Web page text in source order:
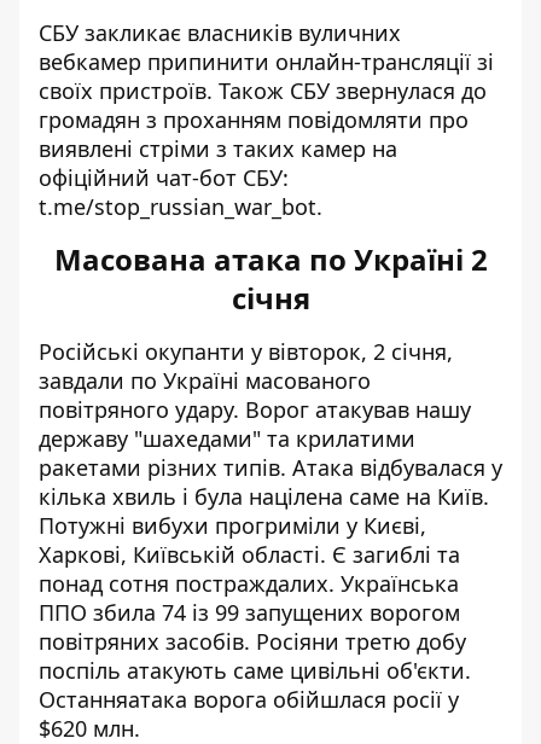
СБУ закликає власників вуличних
вебкамер припинити онлайн-трансляції зі
своїх пристроїв. Також СБУ звернулася до
громадян з проханням повідомляти про
виявлені стріми з таких камер на
офіційний чат-бот СБУ:
t.me/stop_russian_war_bot.
Масована атака по Україні 2
січня
Російські окупанти у вівторок, 2 січня,
завдали по Україні масованого
повітряного удару. Ворог атакував нашу
державу "шахедами" та крилатими
ракетами різних типів. Атака відбувалася у
кілька хвиль і була націлена саме на Київ.
Потужні вибухи прогриміли у Києві,
Харкові, Київській області. Є загиблі та
понад сотня постраждалих. Українська
ППО збила 74 із 99 запущених ворогом
повітряних засобів. Росіяни третю добу
поспіль атакують саме цивільні об'єкти.
Останняатака ворога обійшлася росії у
$620 млн.